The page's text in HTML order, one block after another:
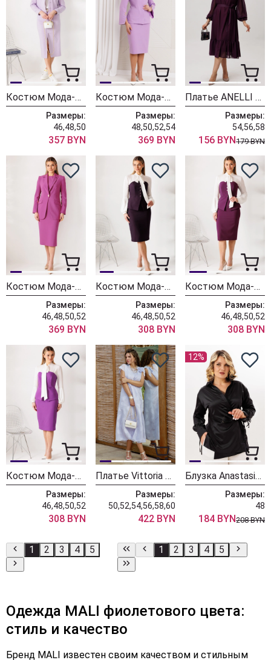
Костюм Мода-Юрс 26-2847 сирень
Размеры:
46,48,50
357 BYN
Костюм Мода-Юрс 26-2971 сирень
Размеры:
48,50,52,54
369 BYN
Платье ANELLI LAUREL 1635 чернослив
Размеры:
54,56,58
156 BYN179 BYN
Костюм Мода-Юрс 26-2959 пурпурный
Размеры:
46,48,50,52
369 BYN
Костюм Мода-Юрс 26-2963 баклажан
Размеры:
46,48,50,52
308 BYN
Костюм Мода-Юрс 26-2963 фиолетовый
Размеры:
46,48,50,52
308 BYN
Костюм Мода-Юрс 26-2963 пурпурный
Размеры:
46,48,50,52
308 BYN
Платье Vittoria Queen 28253 лавандовый
Размеры:
50,52,54,56,58,60
422 BYN
12%
Блузка Anastasia 1342 черничный
Размеры:
48
184 BYN208 BYN
1 2 3 4 5 1 2 3 4 5
Одежда MALI фиолетового цвета:
стиль и качество
Бренд MALI известен своим качеством и стильным